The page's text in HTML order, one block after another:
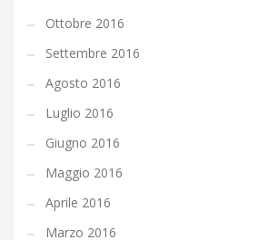
Ottobre 2016
Settembre 2016
Agosto 2016
Luglio 2016
Giugno 2016
Maggio 2016
Aprile 2016
Marzo 2016